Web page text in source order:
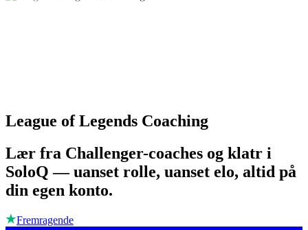
League of Legends Coaching
Lær fra Challenger-coaches og klatr i
SoloQ — uanset rolle, uanset elo, altid på
din egen konto.
Fremragende